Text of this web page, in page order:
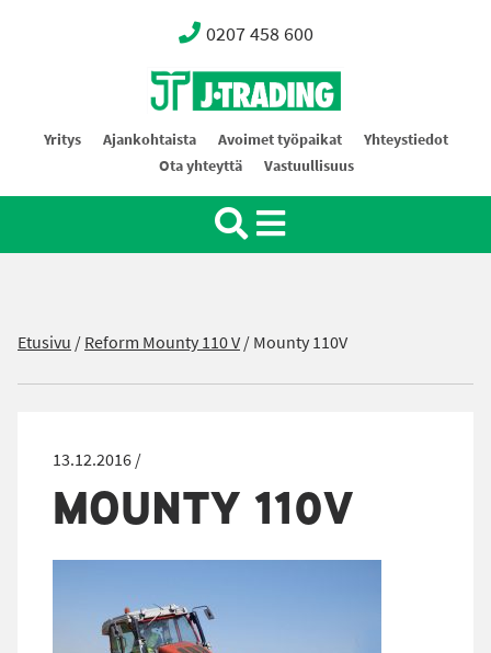
0207 458 600
Oy J-Trading Ab
Yritys Ajankohtaista Avoimet työpaikat
Yhteystiedot
Ota yhteyttä
Vastuullisuus
Etusivu /Reform Mounty 110 V/Mounty 110V
13.12.2016 /
MOUNTY 110V